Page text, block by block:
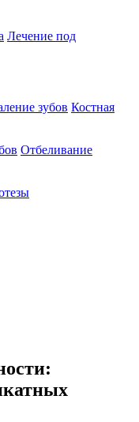
Лечение под
зубов Костная
Отбеливание